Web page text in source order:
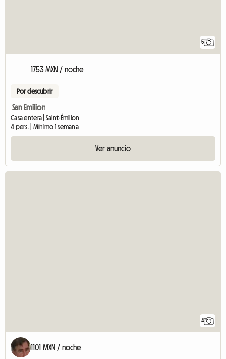
5
1753 MXN / noche
Por descubrir
San Emilion
Casa entera | Saint-Émilion
4 pers. | Mínimo 1 semana
Ver anuncio
4
1101 MXN / noche